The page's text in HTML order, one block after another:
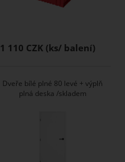
1 110 CZK
Dveře bílé plné 80 levé + výplň
plná deska /skladem